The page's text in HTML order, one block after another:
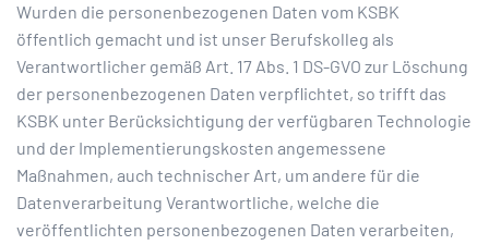
Wurden die personenbezogenen Daten vom KSBK
öffentlich gemacht und ist unser Berufskolleg als
Verantwortlicher gemäß Art. 17 Abs. 1 DS-GVO zur Löschung
der personenbezogenen Daten verpflichtet, so trifft das
KSBK unter Berücksichtigung der verfügbaren Technologie
und der Implementierungskosten angemessene
Maßnahmen, auch technischer Art, um andere für die
Datenverarbeitung Verantwortliche, welche die
veröffentlichten personenbezogenen Daten verarbeiten,